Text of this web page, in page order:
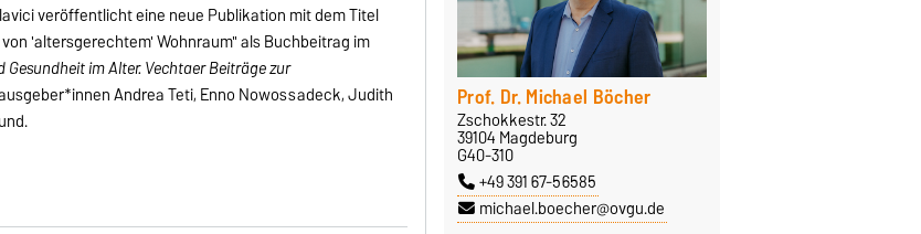
veröffentlicht eine neue Publikation mit dem Titel
'altersgerechtem' Wohnraum" als Buchbeitrag im
Gesundheit im Alter. Vechtaer Beiträge zur
Andrea Teti, Enno Nowossadeck, Judith
Prof. Dr. Michael Böcher
Zschokkestr. 32
39104 Magdeburg
G40-310
+49 391 67-56585
michael.boecher@ovgu.de